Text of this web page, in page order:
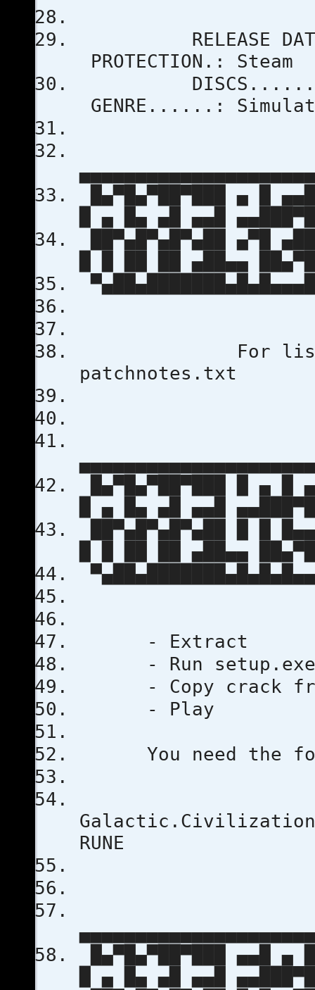
RELEASE
█▄▀█▄▀██▀███ ▄ █
█ ▄ █▄ ▄█ ▄▄█
██▀▄█▀▄█▀▄██ ▄▀█
█ █ ██ ██ ▄██▄▄
For list of
patchnotes.txt
█▄▀█▄▀██▀███ █ ▄ █
█ ▄ █▄ ▄█ ▄▄█
██▀▄█▀▄█▀▄██ █ █
█ █ ██ ██ ▄██▄▄
- Extract
- Run setup.exe
- Copy crack
- Play
You need the
RUNE
█▄▀█▄▀██▀███ ▄▄█ ▄
█ ▄ █▄ ▄█ ▄▄█